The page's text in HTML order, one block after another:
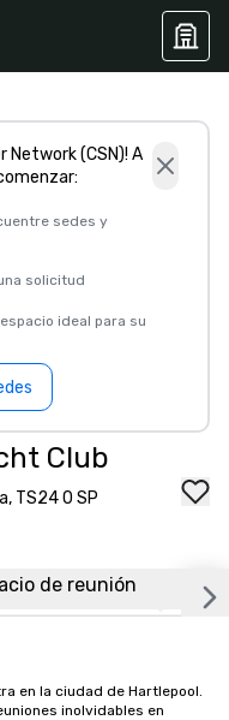
Network (CSN)! A
sedes y
solicitud
ideal para su
Club
TS24 0 SP
de reunión
en la ciudad de Hartlepool.
inolvidables en